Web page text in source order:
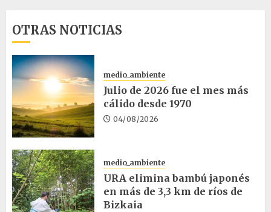
OTRAS NOTICIAS
medio_ambiente
Julio de 2026 fue el mes más
cálido desde 1970
04/08/2026
medio_ambiente
URA elimina bambú japonés
en más de 3,3 km de ríos de
Bizkaia